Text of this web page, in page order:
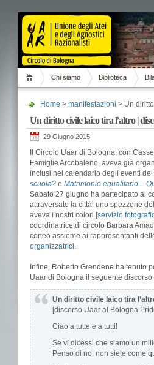
Chi siamo Biblioteca
Home > manifestazioni > Un
Un diritto civile laico tira l’altro |
29 Giugno 2015
Il Circolo Uaar di Bologna, con
Famiglie Arcobaleno, aveva già
inclusi nel calendario degli eventi del
scuola? e Matrimonio egualitario –
Sabato 27 giugno ha partecipato al
attraversato la città: uno spezzone
aveva i nostri colori [servizio
coordinatrice di circolo Barbara
corteo assieme ai rappresentanti
organizzatrici.
Infine, Roberto Grendene ha tenuto
Uaar di Bologna il seguente
Un diritto civile laico tira
[discorso Uaar al Bologna
Ciao a tutte e a tutti!
Se vi dicessi che siamo un
Penso di no, non siete come